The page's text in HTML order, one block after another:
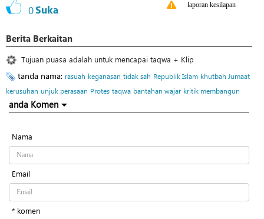
0Suka laporan kesilapan
Berita Berkaitan
Tujuan puasa adalah untuk mencapai taqwa + Klip
tanda nama: rasuah keganasan tidak sah Republik Islam khutbah Jumaat
kerusuhan unjuk perasaan Protes taqwa bantahan wajar kritik membangun
anda Komen
Nama
Email
* komen